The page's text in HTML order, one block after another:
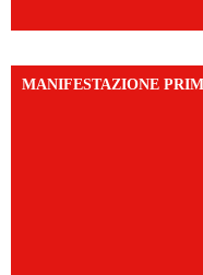
MANIFESTAZIONE